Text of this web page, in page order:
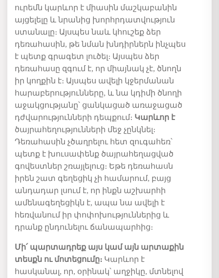
ուրեմն կարևոր է միասին մաշկաբանին
այցելելը և նրանից խորհրդատվություն
ստանալը։ Այսպես նաև կհուշեք ձեր
դեռահասին, թե նման խնդիրներն ինչպես
է պետք գրագետ լուծել։ Այսպես ձեր
դեռահասը զգում է, որ միայնակ չէ, ծնողն
իր կողքին է։ Այսպես ավելի կջերմանան
հարաբերությունները, և նա կդիմի ծնողի
աջակցությանը՝ ցանկացած առաջացած
դժվարությունների դեպքում։ Կարևոր է
ծայրահեղությունների մեջ չընկնել։
Դեռահասին չծաղրելու հետ զուգահեռ՝
պետք է խուսափենք ծայրահեղացված
գովեստներ շռայլելուց։ Եթե դեռահասն
իրեն շատ գեղեցիկ չի համարում, բայց
անդադար լսում է, որ ինքն աշխարհի
ամենագեղեցիկն է, ապա նա ավելի է
հեռվանում իր փոփոխություններից և
դրանք ընդունելու ճանապարհից։
Մի՛ պարտադրեք այս կամ այն արտաքին
տեսքն ու մոտեցումը։ Կարևոր է
հասկանալ, որ, օրինակ՝ աղջիկը, մտնելով